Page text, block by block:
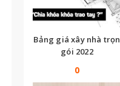
Bảng giá xây nhà trọn
gói 2022
0